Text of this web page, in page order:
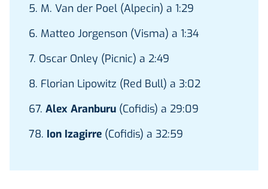
5. M. Van der Poel (Alpecin) a 1:29
6. Matteo Jorgenson (Visma) a 1:34
7. Oscar Onley (Picnic) a 2:49
8. Florian Lipowitz (Red Bull) a 3:02
67. Alex Aranburu (Cofidis) a 29:09
78. Ion Izagirre (Cofidis) a 32:59